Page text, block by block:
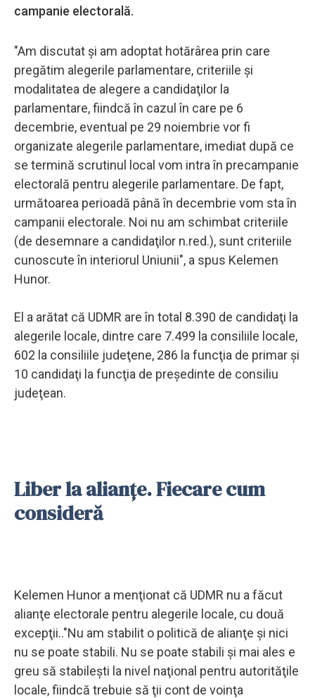
campanie electorală.
"Am discutat şi am adoptat hotărârea prin care
pregătim alegerile parlamentare, criteriile şi
modalitatea de alegere a candidaţilor la
parlamentare, fiindcă în cazul în care pe 6
decembrie, eventual pe 29 noiembrie vor fi
organizate alegerile parlamentare, imediat după ce
se termină scrutinul local vom intra în precampanie
electorală pentru alegerile parlamentare. De fapt,
următoarea perioadă până în decembrie vom sta în
campanii electorale. Noi nu am schimbat criteriile
(de desemnare a candidaţilor n.red.), sunt criteriile
cunoscute în interiorul Uniunii", a spus Kelemen
Hunor.
El a arătat că UDMR are în total 8.390 de candidaţi la
alegerile locale, dintre care 7.499 la consiliile locale,
602 la consiliile judeţene, 286 la funcţia de primar şi
10 candidaţi la funcţia de preşedinte de consiliu
judeţean.
Liber la alianțe. Fiecare cum
consideră
Kelemen Hunor a menţionat că UDMR nu a făcut
alianţe electorale pentru alegerile locale, cu două
excepţii.."Nu am stabilit o politică de alianţe şi nici
nu se poate stabili. Nu se poate stabili şi mai ales e
greu să stabileşti la nivel naţional pentru autorităţile
locale, fiindcă trebuie să ţii cont de voinţa